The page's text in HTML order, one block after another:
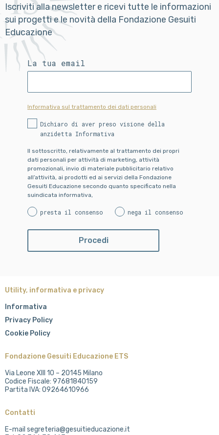
Iscriviti alla newsletter e ricevi tutte le informazioni
sui progetti e le novità della Fondazione Gesuiti
Educazione
La tua email
Informativa sul trattamento dei dati personali
Dichiaro di aver preso visione della
anzidetta Informativa
Il sottoscritto, relativamente al trattamento dei propri
dati personali per attività di marketing, attività
promozionali, invio di materiale pubblicitario relativo
all’attività, ai prodotti ed ai servizi della Fondazione
Gesuiti Educazione secondo quanto specificato nella
suindicata informativa,
presta il consenso nega il consenso
Utility, informativa e privacy
Informativa
Privacy Policy
Cookie Policy
Fondazione Gesuiti Educazione ETS
Via Leone XIII 10 – 20145 Milano
Codice Fiscale: 97681840159
Partita IVA: 09264610966
Contatti
E-mail segreteria@gesuitieducazione.it